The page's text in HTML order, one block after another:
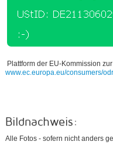
Plattform der EU-Kommission
www.ec.europa.eu/consumers/odr
Bildnachweis:
Alle Fotos - sofern nicht anders